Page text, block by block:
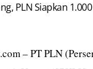
PLN Siapkan
– PT PLN